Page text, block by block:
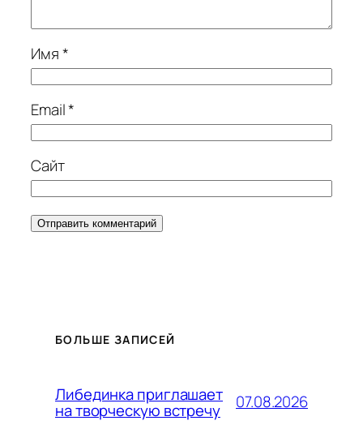
Имя*
Email*
Сайт
БОЛЬШЕ ЗАПИСЕЙ
Либединка приглашает
на творческую встречу 07.08.2026